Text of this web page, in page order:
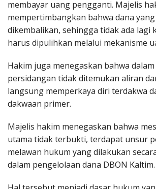
membayar uang pengganti. Majelis
mempertimbangkan bahwa dana
dikembalikan, sehingga tidak ada lagi
harus dipulihkan melalui mekanisme
Hakim juga menegaskan bahwa
persidangan tidak ditemukan aliran
langsung memperkaya diri terdakwa
dakwaan primer.
Majelis hakim menegaskan bahwa
utama tidak terbukti, terdapat unsur
melawan hukum yang dilakukan
dalam pengelolaan dana DBON Kaltim.